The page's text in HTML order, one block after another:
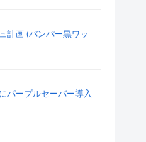
計画 (バンパー黒ワッ
パープルセーバー導入